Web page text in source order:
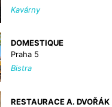
Kavárny
DOMESTIQUE
Praha 5
Bistra
RESTAURACE A. DVOŘÁK